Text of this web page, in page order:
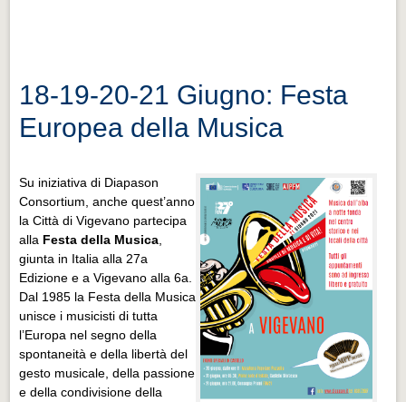
18-19-20-21 Giugno: Festa
Europea della Musica
Su iniziativa di Diapason
Consortium, anche quest’anno
la Città di Vigevano partecipa
alla Festa della Musica
giunta in Italia alla 27a
Edizione e a Vigevano alla 6a.
Dal 1985 la Festa della Musica
unisce i musicisti di tutta
l’Europa nel segno della
spontaneità e della libertà del
gesto musicale, della passione
e della condivisione della